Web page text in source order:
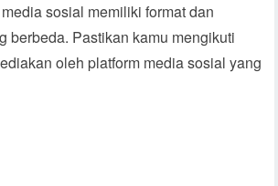
sosial memiliki format dan
berbeda. Pastikan kamu mengikuti
oleh platform media sosial yang